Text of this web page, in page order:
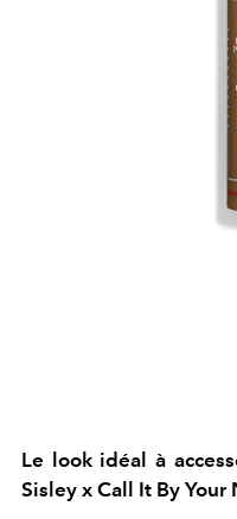
Le look idéal à
Sisley x Call It By Your